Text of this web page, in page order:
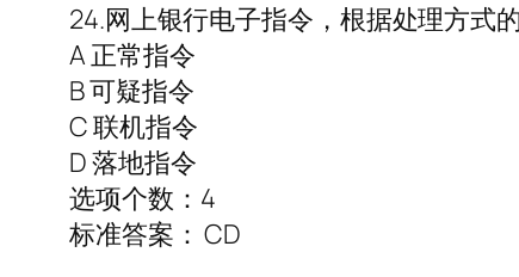
24.网上银行电子指令，根据处理方式
A 正常指令
B 可疑指令
C 联机指令
D 落地指令
选项个数：4
标准答案： CD